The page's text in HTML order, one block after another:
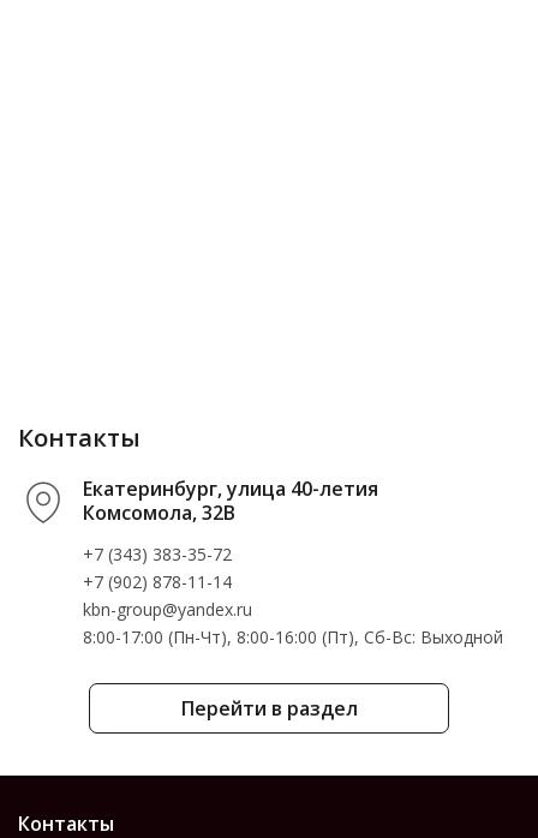
Перейти в раздел
Контакты
Екатеринбург, улица 40-летия
Комсомола, 32В
+7 (343) 383-35-72
+7 (902) 878-11-14
kbn-group@yandex.ru
8:00-17:00 (Пн-Чт), 8:00-16:00 (Пт), Cб-Вс: Выходной
Контакты